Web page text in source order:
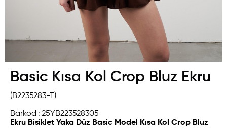
Basic Kısa Kol Crop Bluz Ekru
(B2235283-T)
Barkod : 25YB223528305
Ekru Bisiklet Yaka Düz Basic Model Kısa Kol Crop Bluz